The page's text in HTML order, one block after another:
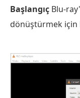
Başlangıç Blu-
dönüştürmek için